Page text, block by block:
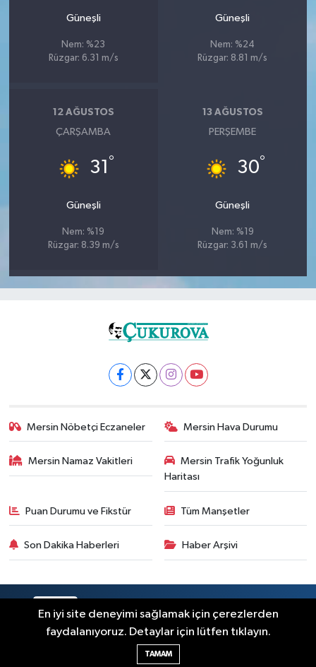
Güneşli
Nem: %23
Rüzgar: 6.31 m/s
Güneşli
Nem: %24
Rüzgar: 8.81 m/s
12 AĞUSTOS
ÇARŞAMBA
31 °
Güneşli
Nem: %19
Rüzgar: 8.39 m/s
13 AĞUSTOS
PERŞEMBE
30°
Güneşli
Nem: %19
Rüzgar: 3.61 m/s
Mersin Nöbetçi Eczaneler Mersin Hava Durumu
Mersin Namaz Vakitleri
Mersin Trafik Yoğunluk
Haritası
Puan Durumu ve Fikstür Tüm Manşetler
Son Dakika Haberleri Haber Arşivi
Haber Yazılımı:
En iyi site deneyimi sağlamak için çerezlerden
faydalanıyoruz. Detaylar için lütfen tıklayın.
TAMAM